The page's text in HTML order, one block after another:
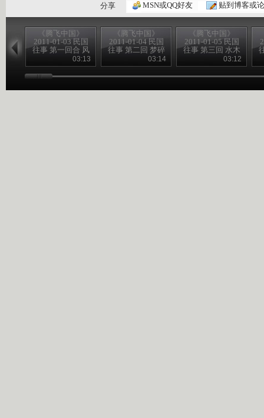
分享
MSN或QQ好友 贴到博客或
《腾飞中国》
2011-01-03 民国
往事 第一回合 风
雨飘摇季03:13
《腾飞中国》
2011-01-04 民国
往事 第二回 梦碎
03:14
《腾飞中国》
2011-01-05 民国
往事 第三回 水木
03:12